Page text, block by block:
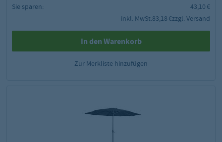
Sie sparen:
43,10 €
inkl. MwSt.83,18 €zzgl. Versand
In den Warenkorb
Zur Merkliste hinzufügen